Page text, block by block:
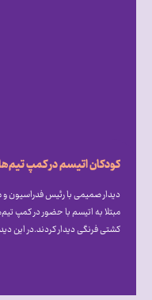
دیدار صمیمی با رئیس فدراسیون
مبتلا به اتیسم با حضور در کمپ
کشتی فرنگی دیدار کردند.در این